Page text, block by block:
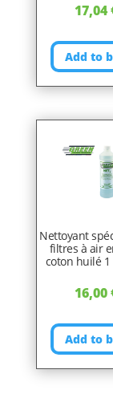
17,04
Add to
Nettoyant
filtres à air
coton huilé 1
16,00
Add to